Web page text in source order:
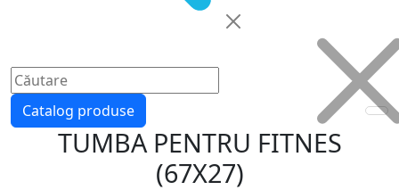
Catalog produse
TUMBA PENTRU FITNES
(67X27)